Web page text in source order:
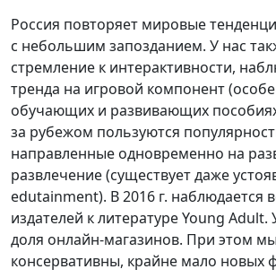
Россия повторяет мировые
с небольшим запозданием. У нас
стремление к интерактивности,
тренда на игровой компонент
обучающих и развивающих
за рубежом пользуются
направленные одновременно на
развлечение (существует даже
edutainment). В 2016 г. наблюдается
издателей к литературе Young Adult.
доля онлайн-магазинов. При этом
консервативны, крайне мало новых